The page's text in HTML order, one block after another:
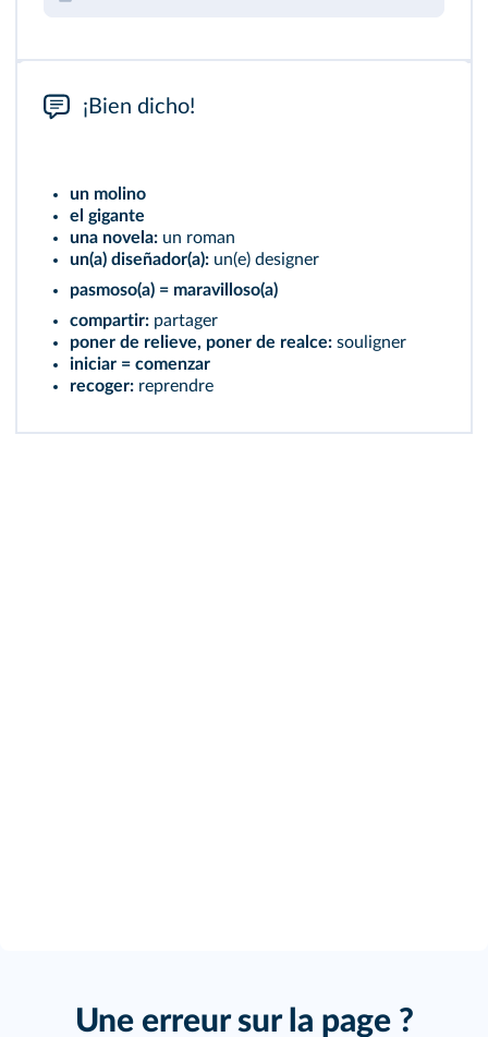
¡Bien dicho!
un molino
el gigante
una novela: un roman
un(a) diseñador(a): un(e) designer
pasmoso(a) = maravilloso(a)
compartir: partager
poner de relieve, poner de realce: souligner
iniciar = comenzar
recoger: reprendre
Une erreur sur la page ?